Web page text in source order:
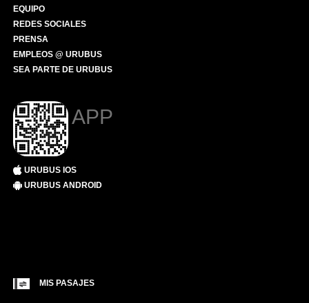
EQUIPO
REDES SOCIALES
PRENSA
EMPLEOS @ URUBUS
SEA PARTE DE URUBUS
APP
URUBUS IOS
URUBUS ANDROID
MIS PASAJES